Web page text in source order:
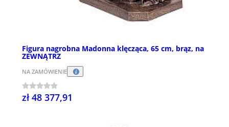
Figura nagrobna Madonna klęcząca, 65 cm, brąz, na
ZEWNĄTRZ
NA ZAMÓWIENIE
zł 48 377,91